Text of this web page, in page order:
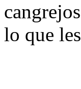
lo que